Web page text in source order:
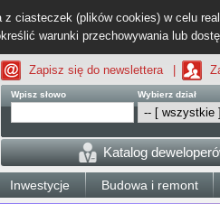
z ciasteczek (plików cookies) w celu
warunki przechowywania lub
Zapisz się do newslettera
Wpisz słowo Wybierz dział
Katalog
Inwestycje Budowa i remont